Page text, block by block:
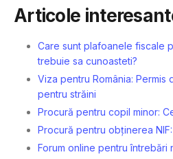
Articole
Care sunt plafoanele fiscale
trebuie sa cunoasteti?
Viza pentru România: Permis
pentru străini
Procură pentru copil minor:
Procură pentru obținerea
Forum online pentru întrebări